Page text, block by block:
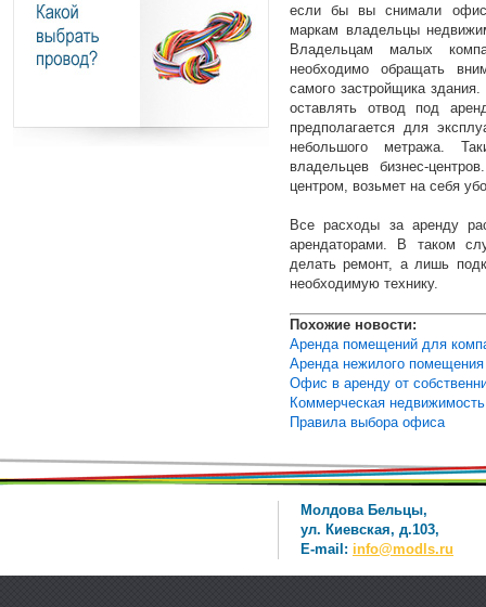
если бы вы снимали офис
маркам владельцы
Владельцам малых
необходимо обращать
самого застройщика
оставлять отвод под
предполагается для
небольшого метража.
владельцев бизнес-
центром, возьмет на себя
Все расходы за аренду
арендаторами. В таком
делать ремонт, а лишь
необходимую технику.
Похожие новости:
Аренда помещений для
Аренда нежилого
Офис в аренду от
Коммерческая
Правила выбора офиса
Молдова Бельцы,
ул. Киевская, д.103,
E-mail: info@modls.ru